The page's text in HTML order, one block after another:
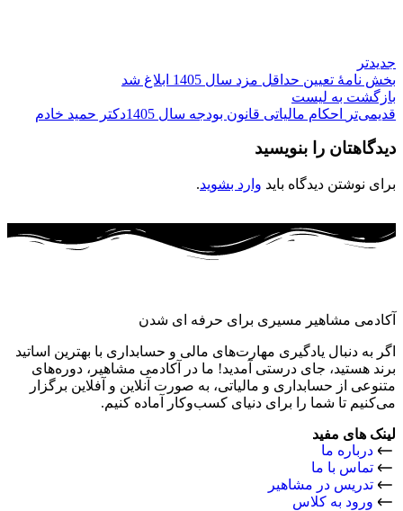
جدیدتر
بخش نامهٔ تعیین حداقل مزد سال 1405 ابلاغ شد
بازگشت به لیست
قدیمی‌تر
احکام مالیاتی قانون بودجه سال 1405دکتر حمید خادم
دیدگاهتان را بنویسید
برای نوشتن دیدگاه باید وارد بشوید.
آکادمی مشاهیر مسیری برای حرفه ای شدن
اگر به دنبال یادگیری مهارت‌های مالی و حسابداری با بهترین اساتید
برند هستید، جای درستی آمدید! ما در آکادمی مشاهیر، دوره‌های
متنوعی از حسابداری و مالیاتی، به صورت آنلاین و آفلاین برگزار
می‌کنیم تا شما را برای دنیای کسب‌وکار آماده کنیم.
لینک های مفید
درباره ما
تماس با ما
تدریس در مشاهیر
ورود به کلاس